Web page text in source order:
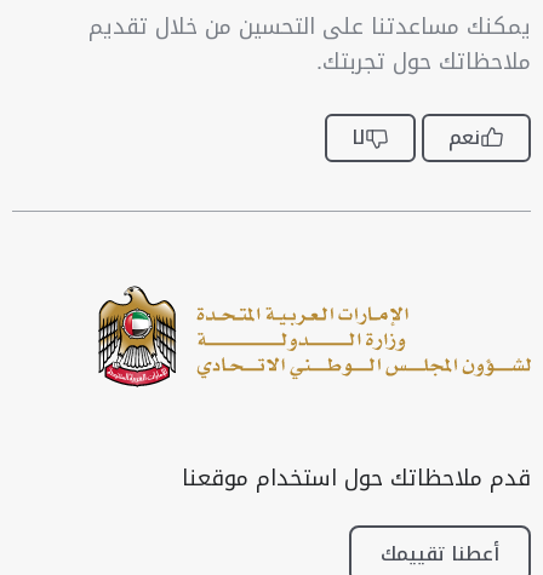
يمكنك مساعدتنا على التحسين من خلال تقديم
ملاحظاتك حول تجربتك.
نعم لا
قدم ملاحظاتك حول استخدام موقعنا
أعطنا تقييمك